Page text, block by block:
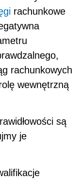
rachunkowe
rachunkowych
wewnętrzną
są
je